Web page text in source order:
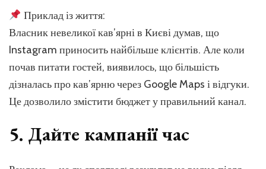
Приклад із життя:
Власник невеликої кав’ярні в Києві думав, що
Instagram приносить найбільше клієнтів. Але коли
почав питати гостей, виявилось, що більшість
дізналась про кав’ярню через Google Maps і відгуки.
Це дозволило змістити бюджет у правильний канал.
5. Дайте кампанії час